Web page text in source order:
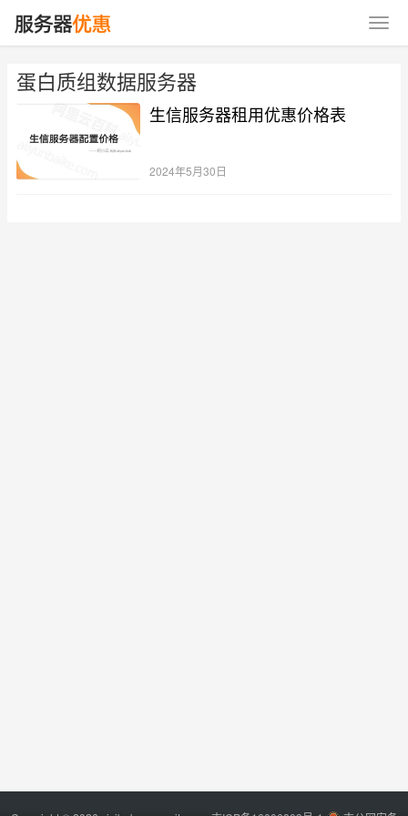
蛋白质组数据服务器
生信服务器租用优惠价格表
2024年5月30日